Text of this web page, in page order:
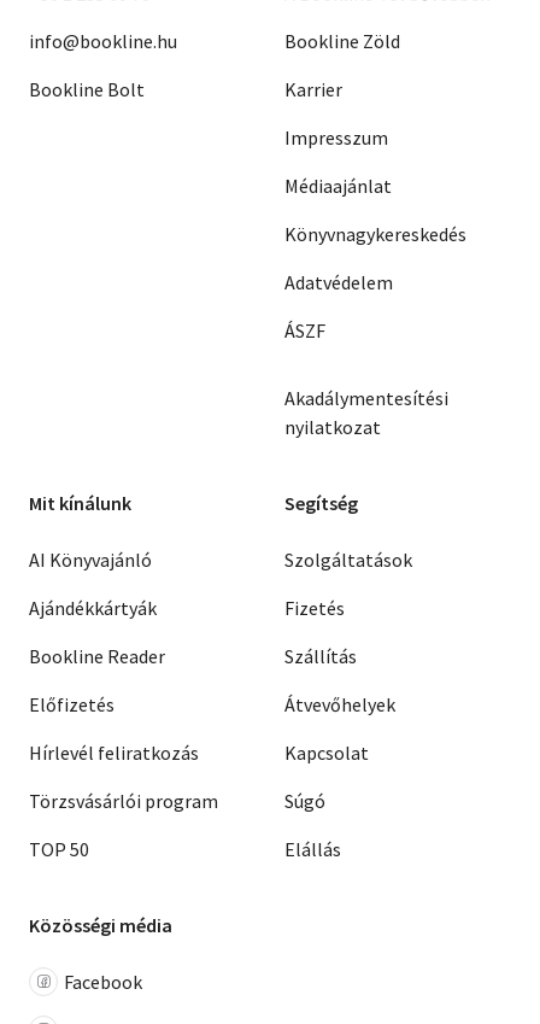
info@bookline.hu
Bookline Bolt
Bookline Zöld
Karrier
Impresszum
Médiaajánlat
Könyvnagykereskedés
Adatvédelem
ÁSZF
Akadálymentesítési
nyilatkozat
Mit kínálunk
AI Könyvajánló
Ajándékkártyák
Bookline Reader
Előfizetés
Hírlevél feliratkozás
Törzsvásárlói program
TOP 50
Segítség
Szolgáltatások
Fizetés
Szállítás
Átvevőhelyek
Kapcsolat
Súgó
Elállás
Közösségi média
Facebook